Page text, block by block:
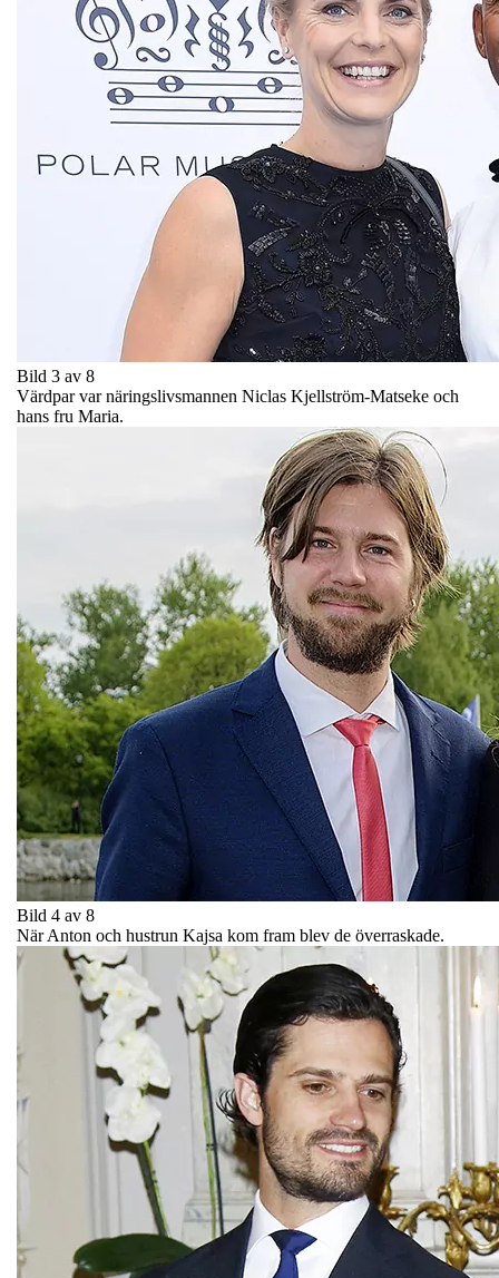
Bild 3 av 8
Värdpar var näringslivsmannen Niclas Kjellström-Matseke och
hans fru Maria.
Bild 4 av 8
När Anton och hustrun Kajsa kom fram blev de överraskade.